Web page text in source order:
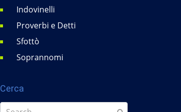
Indovinelli
Proverbi e Detti
Sfottò
Soprannomi
Cerca